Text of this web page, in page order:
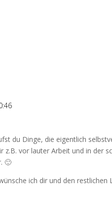
du Dinge, die eigentlich
z.B. vor lauter Arbeit und in der
🙂
ich dir und den restlichen